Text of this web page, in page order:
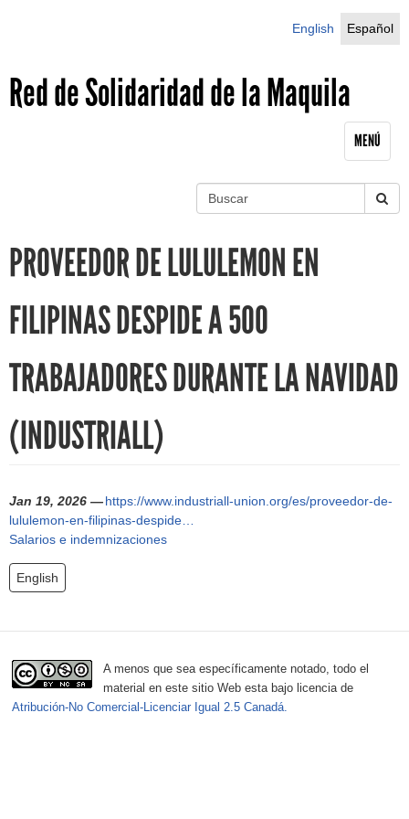
English
Español
Red de Solidaridad de la Maquila
MENÚ
PROVEEDOR DE LULULEMON EN
FILIPINAS DESPIDE A 500
TRABAJADORES DURANTE LA NAVIDAD
(INDUSTRIALL)
Jan 19, 2026 —https://www.industriall-union.org/es/proveedor-de-
lululemon-en-filipinas-despide…
Salarios e indemnizaciones
English
S
e
a
r
c
u
c
a
A menos que sea específicamente notado, todo el
material en este sitio Web esta bajo licencia de
Atribución-No Comercial-Licenciar Igual 2.5 Canadá.